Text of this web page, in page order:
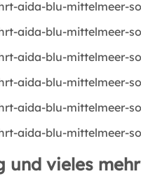
und vieles mehr